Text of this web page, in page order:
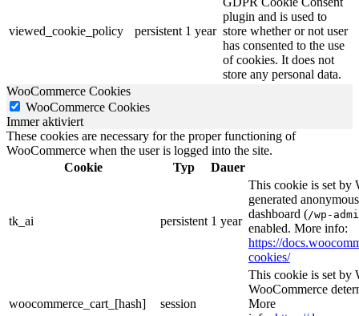
viewed_cookie_policy persistent 1 year
plugin and is used to
store whether or not user
has consented to the use
of cookies. It does not
store any personal data.
WooCommerce Cookies
WooCommerce Cookies
Immer aktiviert
These cookies are necessary for the proper functioning of
WooCommerce when the user is logged into the site.
Cookie
Typ Dauer
tk_ai persistent 1 year
This cookie is set by
generated
dashboard (/wp-
enabled. More info:
https://
cookies/
woocommerce_cart_[hash] session
This cookie is set by
WooCommerce
More